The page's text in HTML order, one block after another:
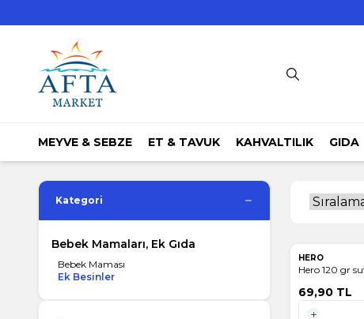
MEYVE & SEBZE ET & TAVUK KAHVALTILIK GIDA
Kategori
Bebek Mamaları, Ek Gıda
Bebek Maması
Ek Besinler
HERO
Hero 120 gr
69,90 TL